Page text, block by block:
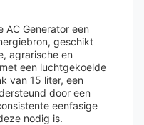
AC Generator een
geschikt
agrarische en
een luchtgekoelde
van 15 liter, een
door een
eenfasige
nodig is.